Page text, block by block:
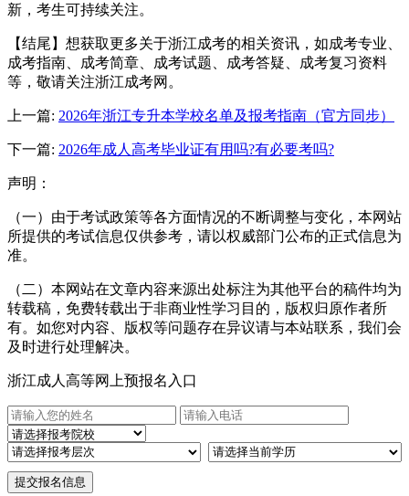
新，考生可持续关注。
【结尾】想获取更多关于浙江成考的相关资讯，如成考专业、
成考指南、成考简章、成考试题、成考答疑、成考复习资料
等，敬请关注浙江成考网。
上一篇: 2026年浙江专升本学校名单及报考指南（官方同步）
下一篇: 2026年成人高考毕业证有用吗?有必要考吗?
声明：
（一）由于考试政策等各方面情况的不断调整与变化，本网站
所提供的考试信息仅供参考，请以权威部门公布的正式信息为
准。
（二）本网站在文章内容来源出处标注为其他平台的稿件均为
转载稿，免费转载出于非商业性学习目的，版权归原作者所
有。如您对内容、版权等问题存在异议请与本站联系，我们会
及时进行处理解决。
浙江成人高等网上预报名入口
提交报名信息